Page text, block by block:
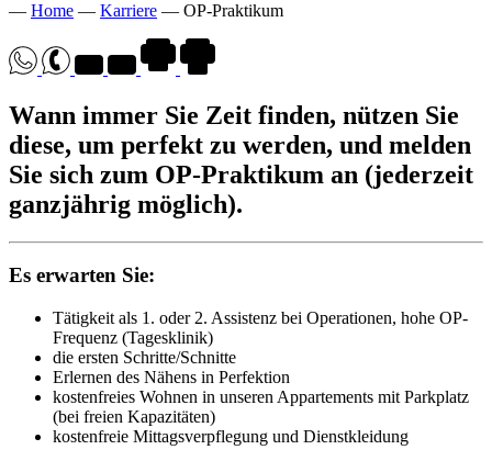
— Home — Karriere — OP-Praktikum
Wann immer Sie Zeit finden, nützen Sie
diese, um perfekt zu werden, und melden
Sie sich zum OP-Praktikum an (jederzeit
ganzjährig möglich).
Es erwarten Sie:
Tätigkeit als 1. oder 2. Assistenz bei Operationen, hohe OP-
Frequenz (Tagesklinik)
die ersten Schritte/Schnitte
Erlernen des Nähens in Perfektion
kostenfreies Wohnen in unseren Appartements mit Parkplatz
(bei freien Kapazitäten)
kostenfreie Mittagsverpflegung und Dienstkleidung